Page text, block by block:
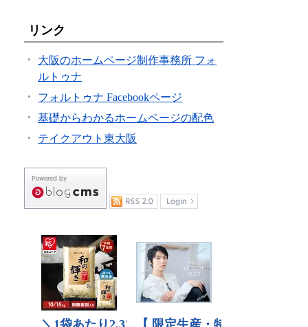
リンク
大阪のホームページ制作事務所 フォ
ルトゥナ
フォルトゥナ Facebookページ
基礎からわかるホームページの配色
テイクアウト東大阪